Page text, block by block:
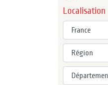
Localisation